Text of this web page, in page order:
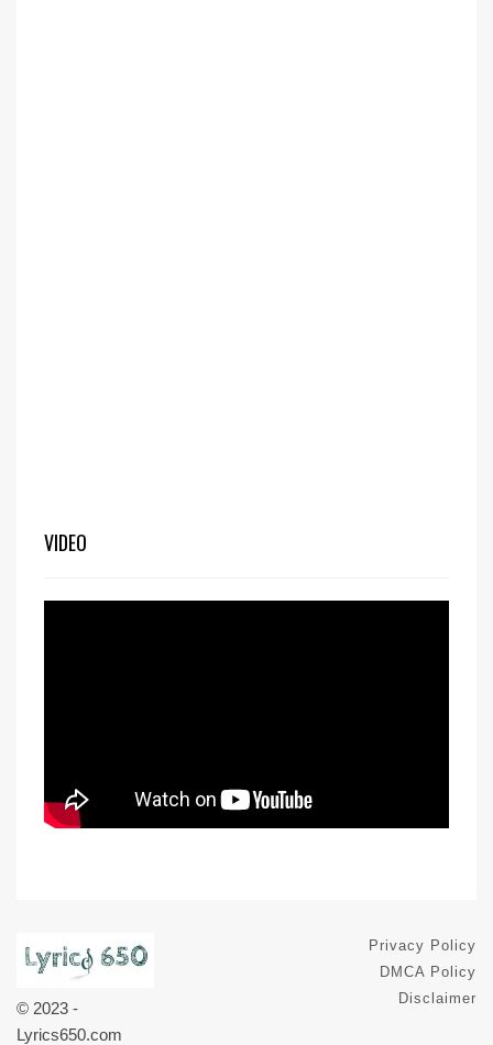
VIDEO
© 2023 -
Lyrics650.com
Privacy Policy
DMCA Policy
Disclaimer